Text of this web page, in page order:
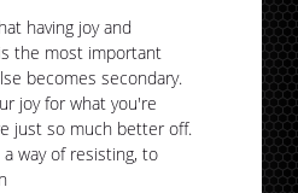
having joy and
the most important
becomes secondary.
joy for what you're
just so much better off.
way of resisting, to